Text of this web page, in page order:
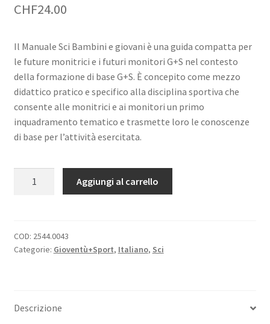
CHF24.00
Il Manuale Sci Bambini e giovani è una guida compatta per
le future monitrici e i futuri monitori G+S nel contesto
della formazione di base G+S. È concepito come mezzo
didattico pratico e specifico alla disciplina sportiva che
consente alle monitrici e ai monitori un primo
inquadramento tematico e trasmette loro le conoscenze
di base per l’attività esercitata.
e
giovani
Aggiungi al carrello
COD: 2544.0043
Categorie: Gioventù+Sport, Italiano, Sci
Descrizione